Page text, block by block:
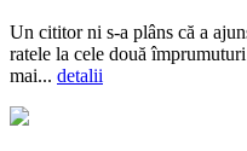
Un cititor ni s-a plâns că a
ratele la cele două
mai... detalii